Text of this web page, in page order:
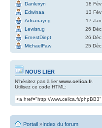
Danlexyn
18 Fév
Edwinaa
13 Fév
Adrianayng
17 Jan
Lewisrug
26 Déc
ErnestDiept
26 Déc
MichaelFaw
25 Déc
NOUS LIER
N'hésitez pas à lierwww.celica.fr
Utilisez ce code HTML:
Portail »Index du forum